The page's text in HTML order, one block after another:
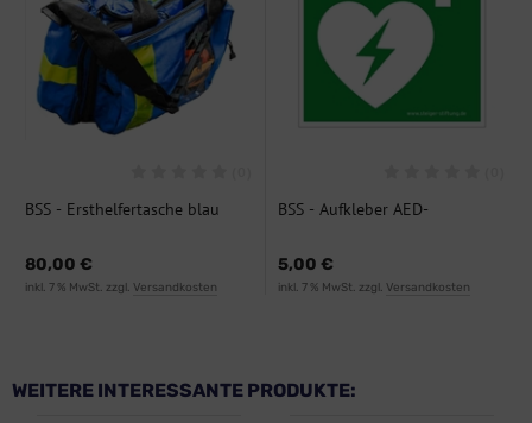
BSS - Ersthelfertasche blau
80,00 €
inkl. 7 % MwSt. zzgl. Versandkosten
BSS - Aufkleber AED-
5,00 €
inkl. 7 % MwSt. zzgl. Versandkosten
WEITERE INTERESSANTE PRODUKTE: